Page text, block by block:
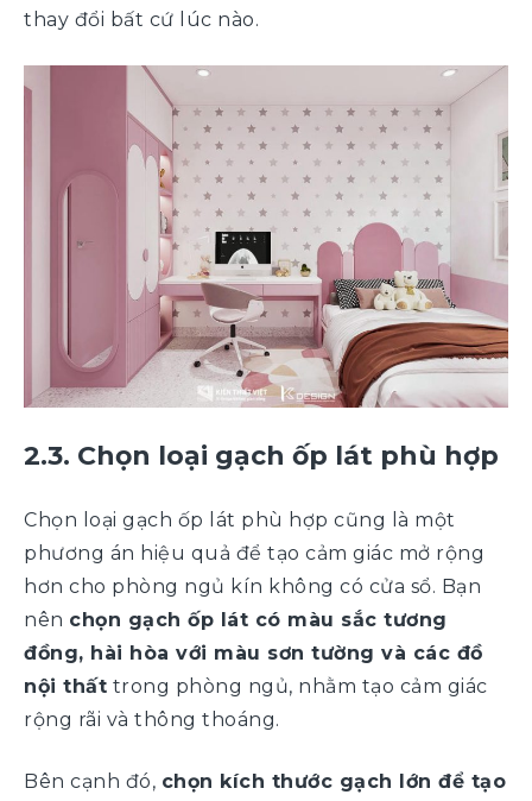
thay đổi bất cứ lúc nào.
2.3. Chọn loại gạch ốp lát phù hợp
Chọn loại gạch ốp lát phù hợp cũng là một
phương án hiệu quả để tạo cảm giác mở rộng
hơn cho phòng ngủ kín không có cửa sổ. Bạn
nên chọn gạch ốp lát có màu sắc tương
đồng, hài hòa với màu sơn tường và các đồ
nội thất trong phòng ngủ, nhằm tạo cảm giác
rộng rãi và thông thoáng.
Bên cạnh đó, chọn kích thước gạch lớn để tạo